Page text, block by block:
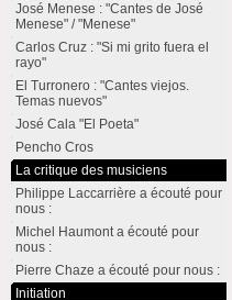
José Menese : "Cantes de José
Menese" / "Menese"
Carlos Cruz : "Si mi grito fuera el
rayo"
El Turronero : "Cantes viejos.
Temas nuevos"
José Cala "El Poeta"
Pencho Cros
La critique des musiciens
Philippe Laccarrière a écouté pour
nous :
Michel Haumont a écouté pour
nous :
Pierre Chaze a écouté pour nous :
Initiation